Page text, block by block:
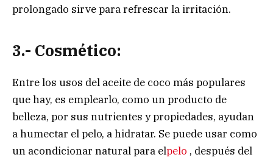
prolongado sirve para refrescar la irritación.
3.- Cosmético:
Entre los usos del aceite de coco más populares
que hay, es emplearlo, como un producto de
belleza, por sus nutrientes y propiedades, ayudan
a humectar el pelo, a hidratar. Se puede usar como
un acondicionar natural para elpelo , después del